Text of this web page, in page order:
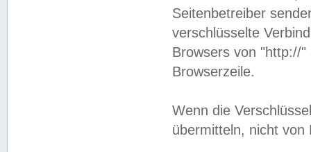
Seitenbetreiber
verschlüsselte
Browsers von "http://
Browserzeile.
Wenn die
übermitteln, nicht von